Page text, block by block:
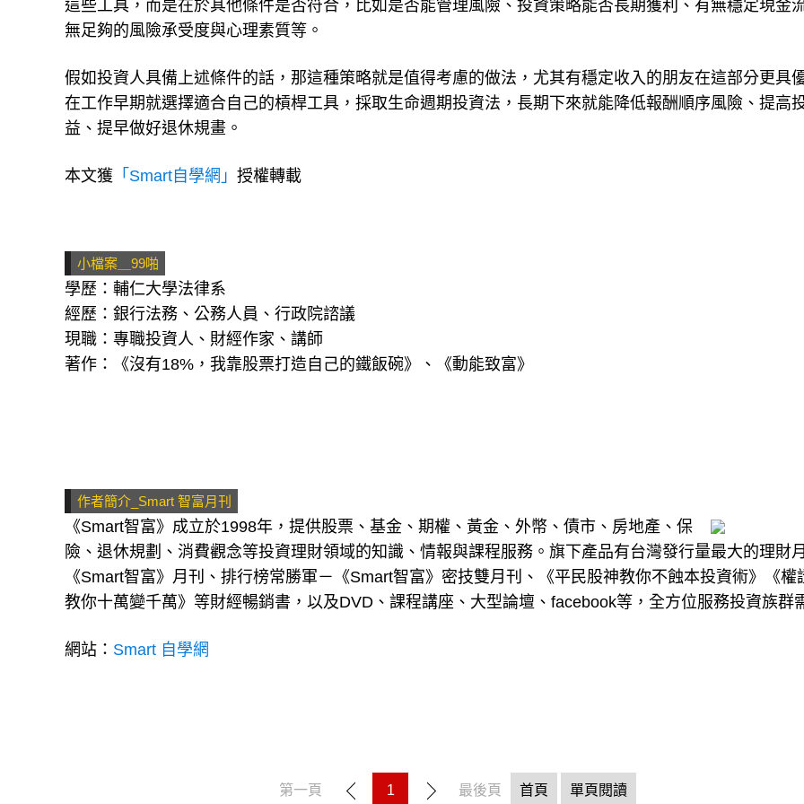
這些工具，而是在於其他條件是否符合，比如是否能管理風險、投資策略能否長期獲利、有無穩定現金流
假如投資人具備上述條件的話，那這種策略就是值得考慮的做法，尤其有穩定收入的朋友在這部分更具
在工作早期就選擇適合自己的槓桿工具，採取生命週期投資法，長期下來就能降低報酬順序風險、提高投
小檔案＿99啪
學歷：輔仁大學法律系
經歷：銀行法務、公務人員、行政院諮議
現職：專職投資人、財經作家、講師
作者簡介_Smart 智富月刊
《Smart智富》成立於1998年，提供股票、基金、期權、黃金、外幣、債市、房地產、保
險、退休規劃、消費觀念等投資理財領域的知識、情報與課程服務。旗下產品有台灣發行量最大的理財
《Smart智富》月刊、排行榜常勝軍－《Smart智富》密技雙月刊、《平民股神教你不蝕本投資術》《權